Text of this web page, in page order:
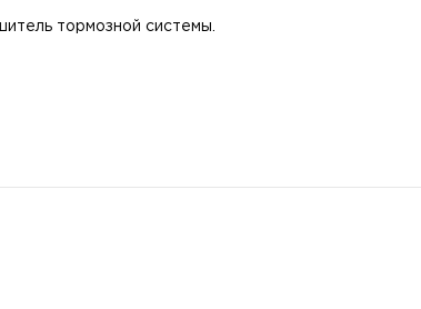
тормозной системы.